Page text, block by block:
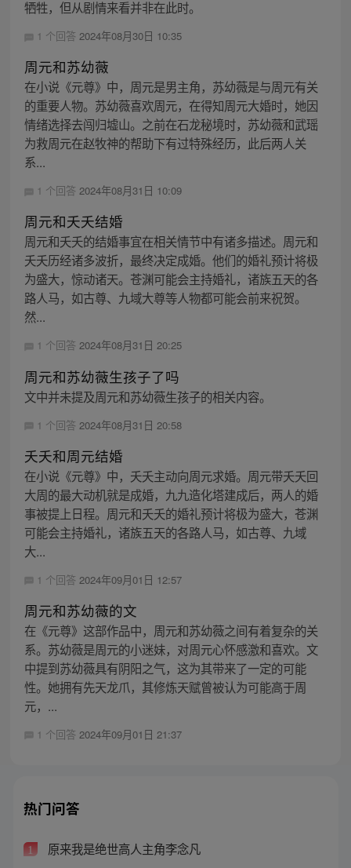
牺牲，但从剧情来看并非在此时。
1 个回答 2024年08月30日 10:35
周元和苏幼薇
在小说《元尊》中，周元是男主角，苏幼薇是与周元有关
的重要人物。苏幼薇喜欢周元，在得知周元大婚时，她因
情绪选择去闯归墟山。之前在石龙秘境时，苏幼薇和武瑶
为救周元在赵牧神的帮助下有过特殊经历，此后两人关
系...
1 个回答 2024年08月31日 10:09
周元和夭夭结婚
周元和夭夭的结婚事宜在相关情节中有诸多描述。周元和
夭夭历经诸多波折，最终决定成婚。他们的婚礼预计将极
为盛大，惊动诸天。苍渊可能会主持婚礼，诸族五天的各
路人马，如古尊、九域大尊等人物都可能会前来祝贺。
然...
1 个回答 2024年08月31日 20:25
周元和苏幼薇生孩子了吗
文中并未提及周元和苏幼薇生孩子的相关内容。
1 个回答 2024年08月31日 20:58
夭夭和周元结婚
在小说《元尊》中，夭夭主动向周元求婚。周元带夭夭回
大周的最大动机就是成婚，九九造化塔建成后，两人的婚
事被提上日程。周元和夭夭的婚礼预计将极为盛大，苍渊
可能会主持婚礼，诸族五天的各路人马，如古尊、九域
大...
1 个回答 2024年09月01日 12:57
周元和苏幼薇的文
在《元尊》这部作品中，周元和苏幼薇之间有着复杂的关
系。苏幼薇是周元的小迷妹，对周元心怀感激和喜欢。文
中提到苏幼薇具有阴阳之气，这为其带来了一定的可能
性。她拥有先天龙爪，其修炼天赋曾被认为可能高于周
元，...
1 个回答 2024年09月01日 21:37
热门问答
1 原来我是绝世高人主角李念凡